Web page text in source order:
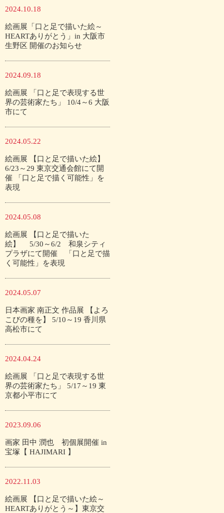
2024.10.18
絵画展「口と足で描いた絵～
HEARTありがとう」in 大阪市
生野区 開催のお知らせ
2024.09.18
絵画展 「口と足で表現する世
界の芸術家たち」 10/4～6 大阪
市にて
2024.05.22
絵画展 【口と足で描いた絵】
6/23～29 東京交通会館にて開
催 「口と足で描く可能性」を
表現
2024.05.08
絵画展 【口と足で描いた
絵】 5/30～6/2 和泉シティ
プラザにて開催 「口と足で描
く可能性」を表現
2024.05.07
日本画家 南正文 作品展 【よろ
こびの種を】 5/10～19 香川県
高松市にて
2024.04.24
絵画展 「口と足で表現する世
界の芸術家たち」 5/17～19 東
京都小平市にて
2023.09.06
画家 田中 潤也 初個展開催 in
宝塚【 HAJIMARI 】
2022.11.03
絵画展 【口と足で描いた絵～
HEARTありがとう～】東京交